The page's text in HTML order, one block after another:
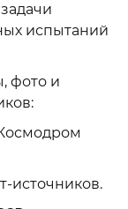
испытаний
фото и
источников.